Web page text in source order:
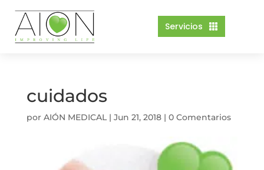

Servicios
cuidados
por AIÓN MEDICAL| Jun 21, 2018| 0 Comentarios